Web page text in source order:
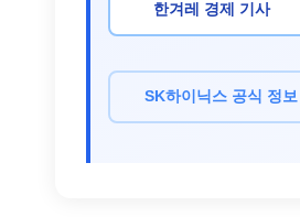
한겨레 경제 기사
SK하이닉스 공식 정보